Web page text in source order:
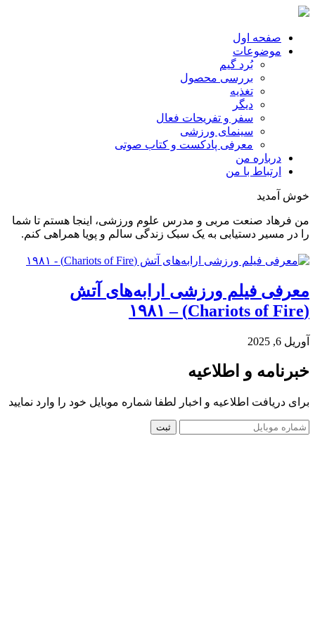
صفحه اول
موضوعات
بُرد گیم
بررسی محصول
تغذیه
دیگر
سفر و تفریحات فعال
سینمای ورزشی
معرفی پادکست و کتاب صوتی
درباره من
ارتباط با من
خوش آمدید
من فرهاد صنعت مربی و مدرس علوم ورزشی، اینجا هستم تا شما
را در مسیر دستیابی به یک سبک زندگی سالم و پویا همراهی کنم.
معرفی فیلم ورزشی ارابه‌های آتش
(Chariots of Fire) – ۱۹۸۱
آوریل 6, 2025
خبرنامه و اطلاعیه
برای دریافت اطلاعیه و اخبار لطفا شماره موبایل خود را وارد نمایید
ثبت